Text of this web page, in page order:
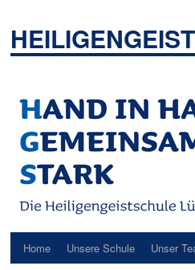
springen
Home Unsere Schule Unser